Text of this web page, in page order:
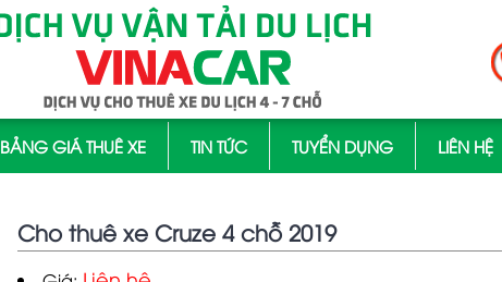
BẢNG GIÁ THUÊ XE TIN TỨC TUYỂN DỤNG LIÊN HỆ
Cho thuê xe Cruze 4 chỗ 2019